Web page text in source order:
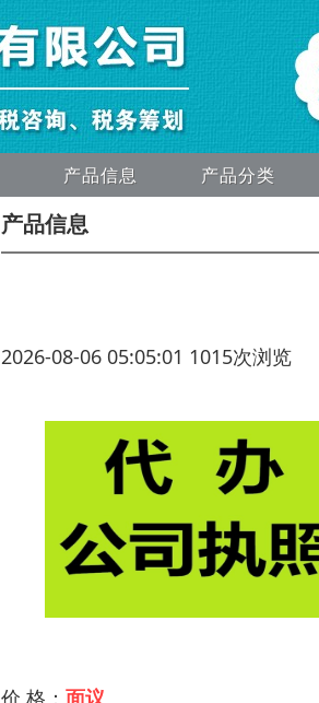
产品信息 产品分类
产品信息
2026-08-06 05:05:01 1015次浏览
价 格： 面议